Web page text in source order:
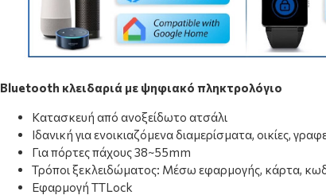
Bluetooth κλειδαριά με ψηφιακό πληκτρολόγιο
Κατασκευή από ανοξείδωτο ατσάλι
Ιδανική για ενοικιαζόμενα διαμερίσματα, οικίες,
Για πόρτες πάχους 38~55mm
Τρόποι ξεκλειδώματος: Μέσω εφαρμογής, κάρτα,
Εφαρμογή TTLock